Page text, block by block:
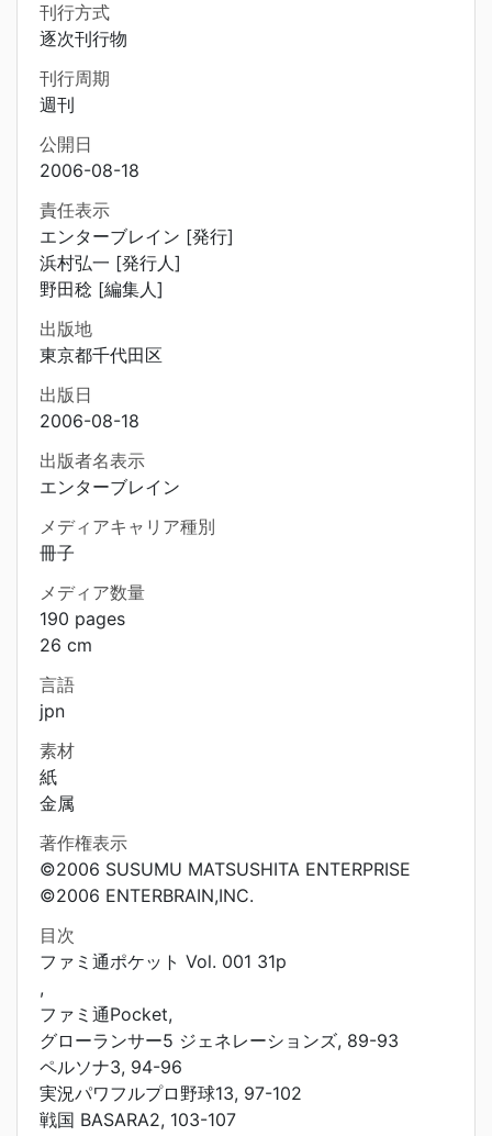
刊行方式
逐次刊行物
刊行周期
週刊
公開日
2006-08-18
責任表示
エンターブレイン [発行]
浜村弘一 [発行人]
野田稔 [編集人]
出版地
東京都千代田区
出版日
2006-08-18
出版者名表示
エンターブレイン
メディアキャリア種別
冊子
メディア数量
190 pages
26 cm
言語
jpn
素材
紙
金属
著作権表示
©2006 SUSUMU MATSUSHITA ENTERPRISE
©2006 ENTERBRAIN,INC.
目次
ファミ通ポケット Vol. 001 31p
,
ファミ通Pocket,
グローランサー5 ジェネレーションズ, 89-93
ペルソナ3, 94-96
実況パワフルプロ野球13, 97-102
戦国 BASARA2, 103-107